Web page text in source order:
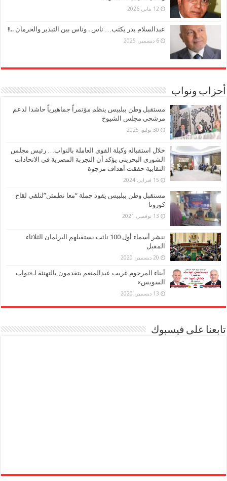
12 يناير، 2026
عبدالسلام بدر يكتب… ناس . وناس بين التبذير والحرمان ..!!
6 ديسمبر، 2025
أحزاب ونواب
مستقبل وطن ببلبيس ينظم مؤتمراً جماهيرياً حاشدا لدعم
مرشحي مجلس الشيوخ
30 يوليو، 2025
خلال استقباله وكيلة القوي العاملة بالنواب… رئيس مجلس
الشورى البحريني يؤكد أن التجربة المصرية في الاتحادات
النقابية حققت أهداف مرجوة
15 فبراير، 2024
مستقبل وطن ببلبيس يقود حملة “معا نطمئن”لتلقي لقاح
كورونا
13 نوفمبر، 2021
ننشر أسماء أول 100 نائب يستقبلهم البرلمان الثلاثاء
المقبل
20 ديسمبر، 2020
أبناء المرحوم غريب عبدالمنعم يتقدمون بالتهنئة لـ«نواب
السويس»
13 ديسمبر، 2020
تابعنا على فيسبوك